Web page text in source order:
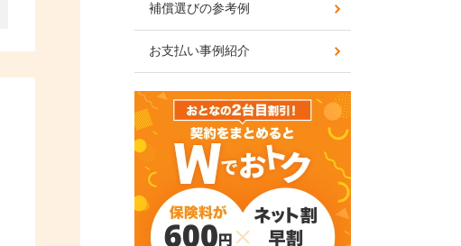
補償選びの参考例
お支払い事例紹介